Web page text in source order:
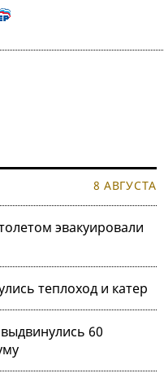
8 АВГУСТА
эвакуировали
теплоход и катер
60